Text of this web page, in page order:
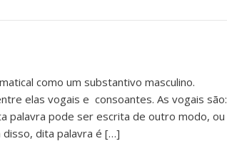
como um substantivo masculino.
elas vogais e consoantes. As vogais são:
palavra pode ser escrita de outro modo, ou
disso, dita palavra é […]